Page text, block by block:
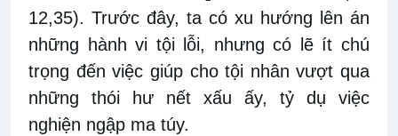
12,35). Trước đây, ta có xu hướng lên án
những hành vi tội lỗi, nhưng có lẽ ít chú
trọng đến việc giúp cho tội nhân vượt qua
những thói hư nết xấu ấy, tỷ dụ việc
nghiện ngập ma túy.